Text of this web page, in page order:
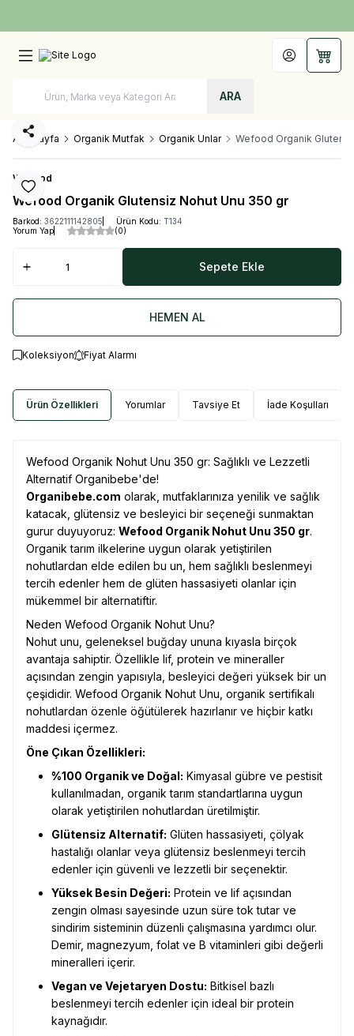
ARA
Hesabım
Ana Sayfa Organik Mutfak Organik Unlar Wefood Organik
Favoriye Ekle
Paylaş
WeFood
Wefood Organik Glutensiz Nohut Unu 350 gr
Barkod: 3622111142805 Ürün Kodu: T134
Yorum Yap
(0)
Sepete Ekle
HEMEN AL
Koleksiyon Fiyat Alarmı
Ürün Özellikleri Yorumlar Tavsiye Et İade Koşulları
Wefood Organik Nohut Unu 350 gr: Sağlıklı ve Lezzetli
Alternatif Organibebe'de!
Organibebe.com olarak, mutfaklarınıza yenilik ve sağlık
katacak, glütensiz ve besleyici bir seçeneği sunmaktan
gurur duyuyoruz: Wefood Organik Nohut Unu 350 gr.
Organik tarım ilkelerine uygun olarak yetiştirilen
nohutlardan elde edilen bu un, hem sağlıklı beslenmeyi
tercih edenler hem de glüten hassasiyeti olanlar için
mükemmel bir alternatiftir.
Neden Wefood Organik Nohut Unu?
Nohut unu, geleneksel buğday ununa kıyasla birçok
avantaja sahiptir. Özellikle lif, protein ve mineraller
açısından zengin yapısıyla, besleyici değeri yüksek bir un
çeşididir. Wefood Organik Nohut Unu, organik sertifikalı
nohutlardan özenle öğütülerek hazırlanır ve hiçbir katkı
maddesi içermez.
Öne Çıkan Özellikleri:
%100 Organik ve Doğal: Kimyasal gübre ve pestisit
kullanılmadan, organik tarım standartlarına uygun
olarak yetiştirilen nohutlardan üretilmiştir.
Glütensiz Alternatif: Glüten hassasiyeti, çölyak
hastalığı olanlar veya glütensiz beslenmeyi tercih
edenler için güvenli ve lezzetli bir seçenektir.
Yüksek Besin Değeri: Protein ve lif açısından
zengin olması sayesinde uzun süre tok tutar ve
sindirim sisteminin düzenli çalışmasına yardımcı olur.
Demir, magnezyum, folat ve B vitaminleri gibi değerli
mineralleri içerir.
Vegan ve Vejetaryen Dostu: Bitkisel bazlı
beslenmeyi tercih edenler için ideal bir protein
kaynağıdır.